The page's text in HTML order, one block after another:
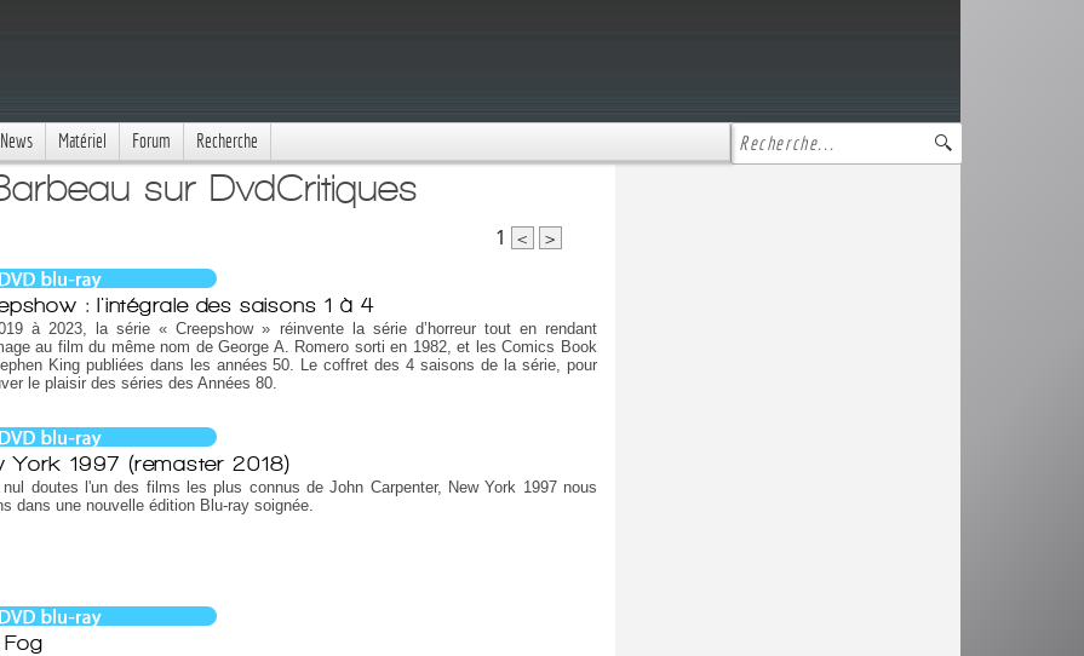
News Matériel Forum Recherche
sur DvdCritiques
1 < >
: l'intégrale des saisons 1 à 4
à 2023, la série « Creepshow » réinvente la série d’horreur tout en rendant
au film du même nom de George A. Romero sorti en 1982, et les Comics Book
King publiées dans les années 50. Le coffret des 4 saisons de la série, pour
le plaisir des séries des Années 80.
York 1997 (remaster 2018)
doutes l'un des films les plus connus de John Carpenter, New York 1997 nous
dans une nouvelle édition Blu-ray soignée.
Fog